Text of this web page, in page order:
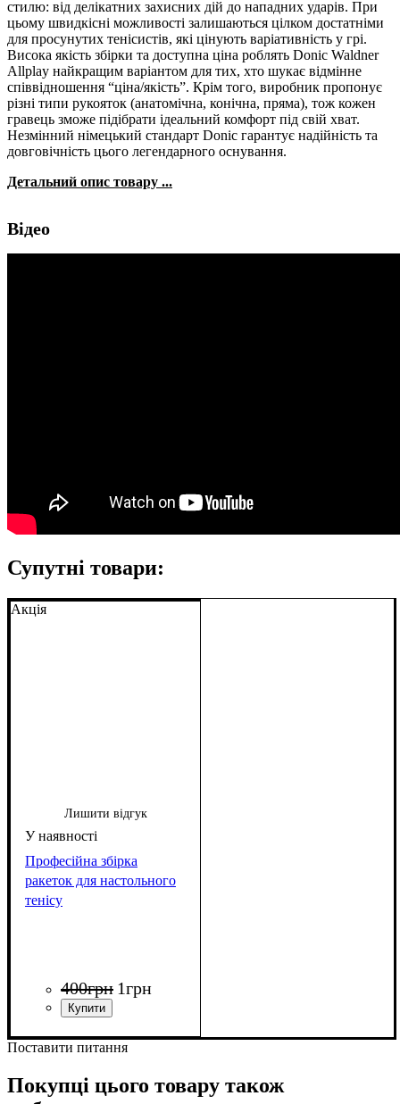
стилю: від делікатних захисних дій до нападних ударів. При
цьому швидкісні можливості залишаються цілком достатніми
для просунутих тенісистів, які цінують варіативність у грі.
Висока якість збірки та доступна ціна роблять Donic Waldner
Allplay найкращим варіантом для тих, хто шукає відмінне
співвідношення “ціна/якість”. Крім того, виробник пропонує
різні типи рукояток (анатомічна, конічна, пряма), тож кожен
гравець зможе підібрати ідеальний комфорт під свій хват.
Незмінний німецький стандарт Donic гарантує надійність та
довговічність цього легендарного оснування.
Детальний опис товару ...
Відео
Супутні товари:
Акція
Лишити відгук
Професійна збірка
ракеток для настольного
тенісу
400грн 1грн
Поставити питання
Покупці цього товару також